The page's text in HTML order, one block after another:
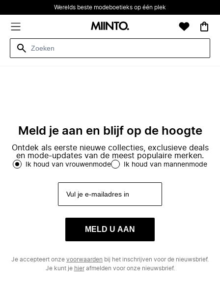
Werelds beste modeboetieks op één plek
Meld je aan en blijf op de hoogte
Ontdek als eerste nieuwe collecties, exclusieve deals
en mode-updates van de meest populaire merken.
Ik houd van vrouwenmode Ik houd van mannenmode
MELD U AAN
Je accepteert onze voorwaarden bij het inschrijven voor de nieuwsbrief.
Je kunt je hierafmelden voor onze nieuwsbrief.